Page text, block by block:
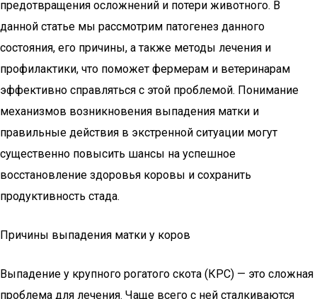
предотвращения осложнений и потери животного. В
данной статье мы рассмотрим патогенез данного
состояния, его причины, а также методы лечения и
профилактики, что поможет фермерам и ветеринарам
эффективно справляться с этой проблемой. Понимание
механизмов возникновения выпадения матки и
правильные действия в экстренной ситуации могут
существенно повысить шансы на успешное
восстановление здоровья коровы и сохранить
продуктивность стада.
Причины выпадения матки у коров
Выпадение у крупного рогатого скота (КРС) — это сложная
проблема для лечения. Чаще всего с ней сталкиваются